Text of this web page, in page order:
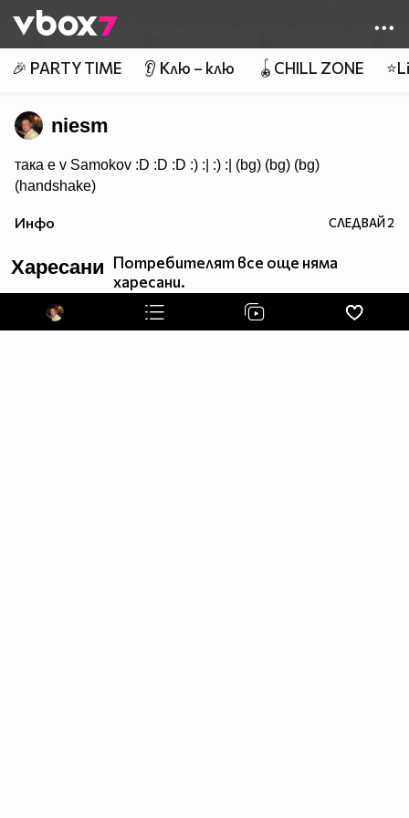
👾
🎉 PARTY TIME 👂 Клю – клю 🪀CHILL ZONE
niesm
така е v Samokov :D :D :D :) :| :) :| (bg) (bg) (bg)
(handshake)
Инфо СЛЕДВАЙ2
Харесани Потребителят все още няма
харесани.